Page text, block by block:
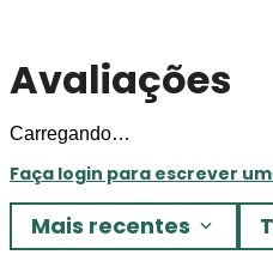
Avaliações
Carregando…
Faça login para escrever
Mais recentes